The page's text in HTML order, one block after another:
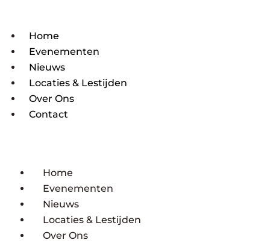
Home
Evenementen
Nieuws
Locaties & Lestijden
Over Ons
Contact
Home
Evenementen
Nieuws
Locaties & Lestijden
Over Ons